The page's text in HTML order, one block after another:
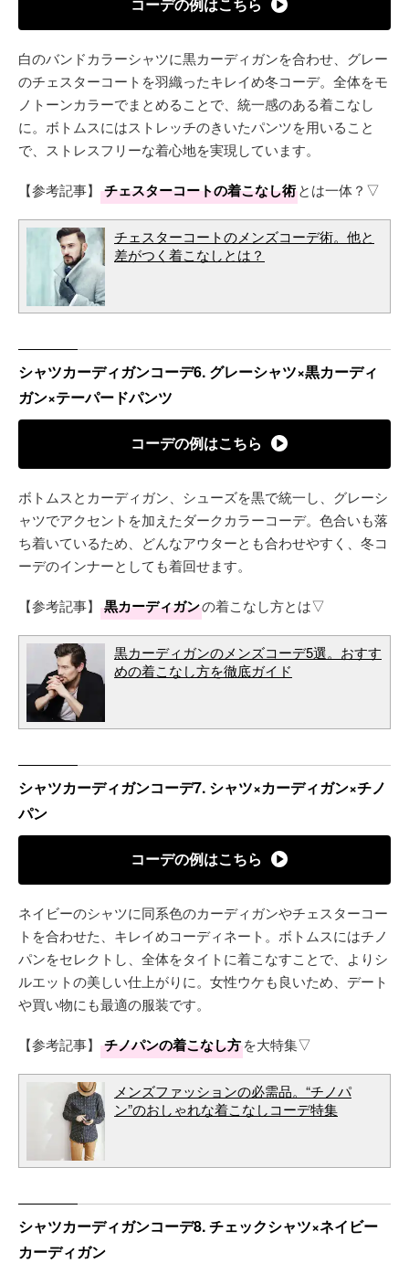
白のバンドカラーシャツに黒カーディガンを合わせ、グレー
のチェスターコートを羽織ったキレイめ冬コーデ。全体をモ
ノトーンカラーでまとめることで、統一感のある着こなし
に。ボトムスにはストレッチのきいたパンツを用いること
で、ストレスフリーな着心地を実現しています。
【参考記事】 チェスターコートの着こなし術とは一体？▽
チェスターコートのメンズコーデ術。他と
差がつく着こなしとは？
シャツカーディガンコーデ6. グレーシャツ×黒カーディ
ガン×テーパードパンツ
コーデの例はこちら
ボトムスとカーディガン、シューズを黒で統一し、グレーシ
ャツでアクセントを加えたダークカラーコーデ。色合いも落
ち着いているため、どんなアウターとも合わせやすく、冬コ
ーデのインナーとしても着回せます。
【参考記事】 黒カーディガンの着こなし方とは▽
黒カーディガンのメンズコーデ5選。おすす
めの着こなし方を徹底ガイド
シャツカーディガンコーデ7. シャツ×カーディガン×チノ
パン
コーデの例はこちら
ネイビーのシャツに同系色のカーディガンやチェスターコー
トを合わせた、キレイめコーディネート。ボトムスにはチノ
パンをセレクトし、全体をタイトに着こなすことで、よりシ
ルエットの美しい仕上がりに。女性ウケも良いため、デート
や買い物にも最適の服装です。
【参考記事】 チノパンの着こなし方を大特集▽
メンズファッションの必需品。“チノパ
ン”のおしゃれな着こなしコーデ特集
シャツカーディガンコーデ8. チェックシャツ×ネイビー
カーディガン